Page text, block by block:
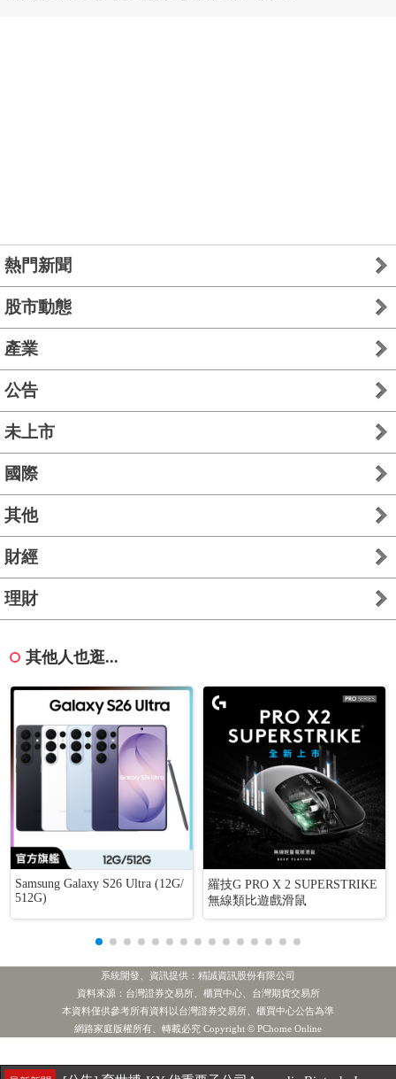
熱門新聞
股市動態
產業
公告
未上市
國際
其他
財經
理財
其他人也逛...
Samsung Galaxy S26 Ultra (12G/
512G)
羅技G PRO X 2 SUPERSTRIKE
無線類比遊戲滑鼠
系統開發、資訊提供：精誠資訊股份有限公司
資料來源：台灣證券交易所、櫃買中心、台灣期貨交易所
本資料僅供參考所有資料以台灣證券交易所、櫃買中心公告為準
網路家庭版權所有、轉載必究 Copyright © PChome Online